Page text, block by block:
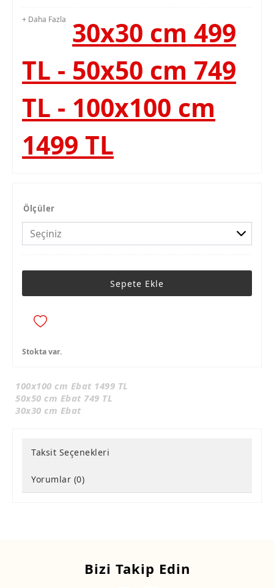
+ Daha Fazla
30x30 cm 499
TL - 50x50 cm 749
TL - 100x100 cm
1499 TL
Ölçüler
Sepete Ekle
Stokta var.
100x100 cm Ebat 1499 TL
50x50 cm Ebat 749 TL
30x30 cm Ebat
Taksit Seçenekleri
Yorumlar (0)
Bizi Takip Edin